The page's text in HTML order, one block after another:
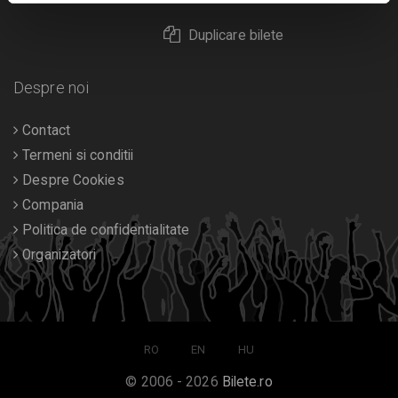
Duplicare bilete
Despre noi
Contact
Termeni si conditii
Despre Cookies
Compania
Politica de confidentialitate
Organizatori
RO EN HU
© 2006 - 2026 Bilete.ro